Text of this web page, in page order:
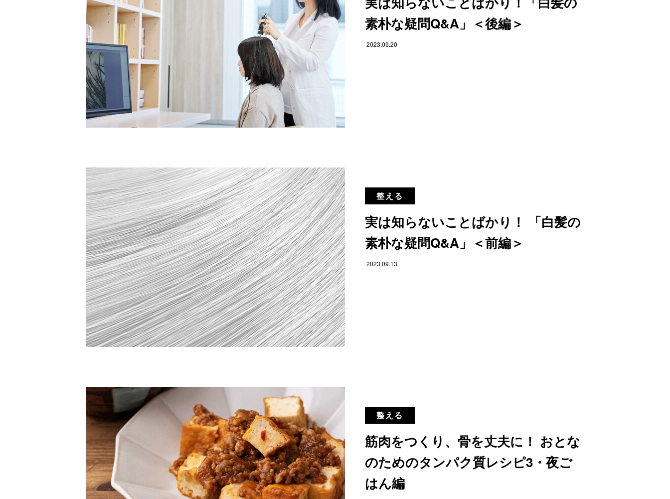
素朴な疑問Q&A」＜後編＞
2023.09.20
整える
実は知らないことばかり！ 「白髪の
素朴な疑問Q&A」＜前編＞
2023.09.13
整える
筋肉をつくり、骨を丈夫に！ おとな
のためのタンパク質レシピ3・夜ご
はん編